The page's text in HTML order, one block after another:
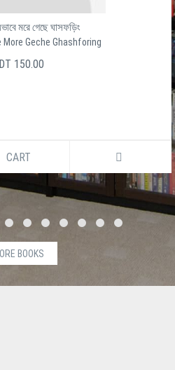
মরে গেছে ঘাসফড়িং
More Geche Ghashforing
150.00
CART
BOOKS